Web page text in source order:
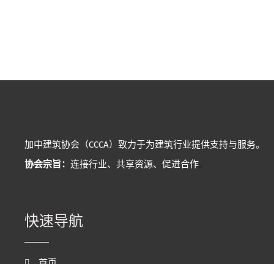
加中建筑协会（CCCA）致力于为建筑行业提供支持与服务。
协会宗旨： 连接行业、共享资源、促进合作
快速导航